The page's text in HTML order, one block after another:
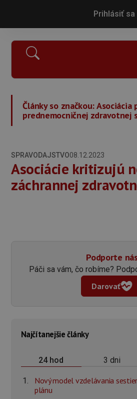
Prihlásiť sa
Články so značkou:Asociácia
prednemocničnej zdravotnej
SPRAVODAJSTVO08.12.2023
Asociácie kritizujú
záchrannej
Podporte
Páči sa vám, čo robíme?
Darovať
Najčítanejšie články
24 hod 3 dni
Nový model vzdelávania
plánu